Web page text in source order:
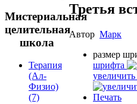
Третья
Автор Марк
размер
шрифта
Печать
Мистериальная
целительная
школа
Терапия
(Ал-
Физио)
(7)